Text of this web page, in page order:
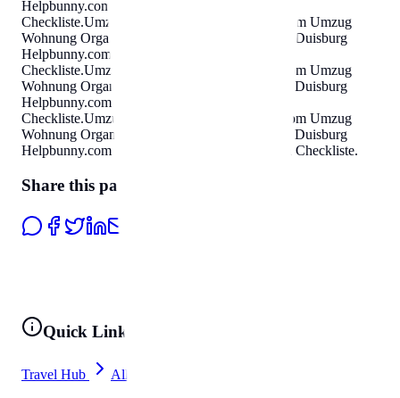
Helpbunny.com
Checkliste.Umzug nach Duisburg Helpbunny.com Umzug
Wohnung Organisation Checkliste
Umzug nach Duisburg
Helpbunny.com
Checkliste.Umzug nach Duisburg Helpbunny.com Umzug
Wohnung Organisation Checkliste
Umzug nach Duisburg
Helpbunny.com
Checkliste.Umzug nach Duisburg Helpbunny.com Umzug
Wohnung Organisation Checkliste
Umzug nach Duisburg
Helpbunny.com
Umzug Wohnung Organisation Checkliste.
Share this page
Quick Links
Travel Hub All Tools